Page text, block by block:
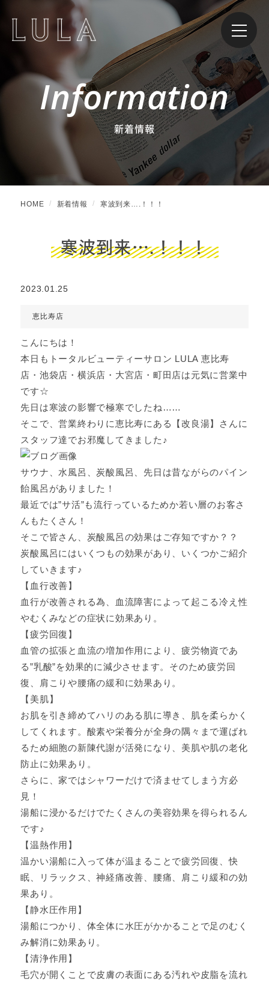
Information
新着情報
HOME 新着情報 寒波到来….！！！
寒波到来….！！！
2023.01.25
恵比寿店
こんにちは！
本日もトータルビューティーサロン LULA 恵比寿
店・池袋店・横浜店・大宮店・町田店は元気に営業中
です☆
先日は寒波の影響で極寒でしたね……
そこで、営業終わりに恵比寿にある【改良湯】さんに
スタッフ達でお邪魔してきました♪
サウナ、水風呂、炭酸風呂、先日は昔ながらのパイン
飴風呂がありました！
最近では”サ活”も流行っているためか若い層のお客さ
んもたくさん！
そこで皆さん、炭酸風呂の効果はご存知ですか？？
炭酸風呂にはいくつもの効果があり、いくつかご紹介
していきます♪
【血行改善】
血行が改善される為、血流障害によって起こる冷え性
やむくみなどの症状に効果あり。
【疲労回復】
血管の拡張と血流の増加作用により、疲労物資であ
る”乳酸”を効果的に減少させます。そのため疲労回
復、肩こりや腰痛の緩和に効果あり。
【美肌】
お肌を引き締めてハリのある肌に導き、肌を柔らかく
してくれます。酸素や栄養分が全身の隅々まで運ばれ
るため細胞の新陳代謝が活発になり、美肌や肌の老化
防止に効果あり。
さらに、家ではシャワーだけで済ませてしまう方必
見！
湯船に浸かるだけでたくさんの美容効果を得られるん
です♪
【温熱作用】
温かい湯船に入って体が温まることで疲労回復、快
眠、リラックス、神経痛改善、腰痛、肩こり緩和の効
果あり。
【静水圧作用】
湯船につかり、体全体に水圧がかかることで足のむく
み解消に効果あり。
【清浄作用】
毛穴が開くことで皮膚の表面にある汚れや皮脂を流れ